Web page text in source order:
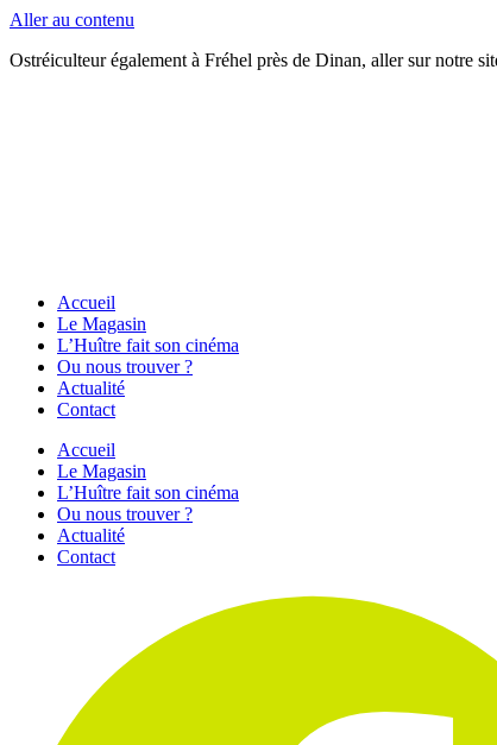
Aller au contenu
Ostréiculteur également à Fréhel près de Dinan, aller sur notre
Accueil
Le Magasin
L’Huître fait son cinéma
Ou nous trouver ?
Actualité
Contact
Accueil
Le Magasin
L’Huître fait son cinéma
Ou nous trouver ?
Actualité
Contact